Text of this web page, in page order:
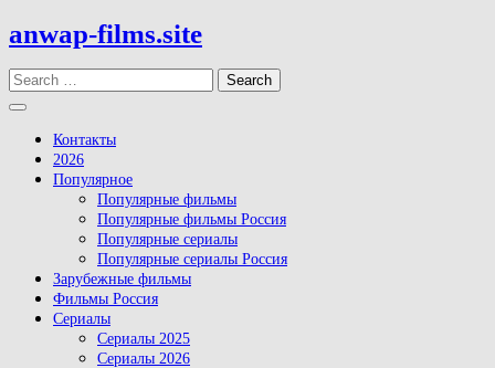
Skip
to
content
anwap-films.site
Search
Open
Button
Контакты
2026
Популярное
Популярные фильмы
Популярные фильмы Россия
Популярные сериалы
Популярные сериалы Россия
Зарубежные фильмы
Фильмы Россия
Сериалы
Сериалы 2025
Сериалы 2026